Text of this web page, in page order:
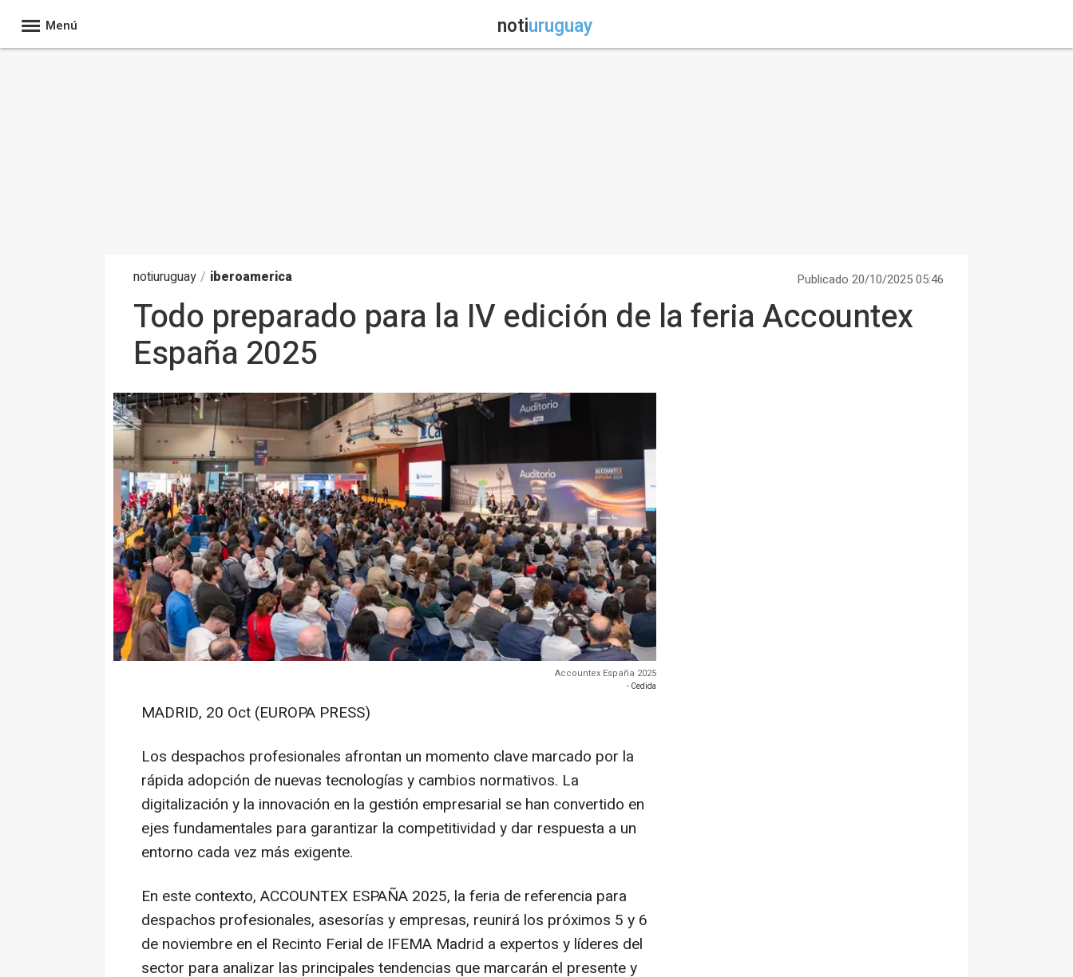
Menú notiuruguay
notiuruguay / iberoamerica Publicado 20/10/2025 05:46
Todo preparado para la IV edición de la feria Accountex
España 2025
Accountex España 2025
- Cedida
MADRID, 20 Oct (EUROPA PRESS)
Los despachos profesionales afrontan un momento clave marcado por la
rápida adopción de nuevas tecnologías y cambios normativos. La
digitalización y la innovación en la gestión empresarial se han convertido en
ejes fundamentales para garantizar la competitividad y dar respuesta a un
entorno cada vez más exigente.
En este contexto, ACCOUNTEX ESPAÑA 2025, la feria de referencia para
despachos profesionales, asesorías y empresas, reunirá los próximos 5 y 6
de noviembre en el Recinto Ferial de IFEMA Madrid a expertos y líderes del
sector para analizar las principales tendencias que marcarán el presente y